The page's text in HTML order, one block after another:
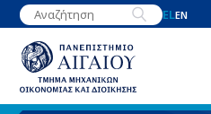
Παράκαμψη
προς
κυρίως
περιεχόμενο
ELEN